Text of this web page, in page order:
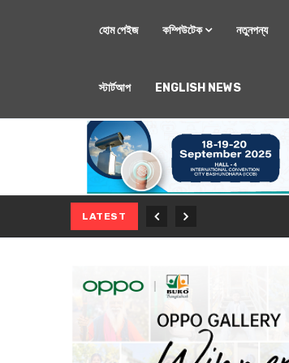
হোম পেইজ কম্পিউটেক নতুনপন্য
স্টার্টআপ ENGLISH NEWS
LATEST